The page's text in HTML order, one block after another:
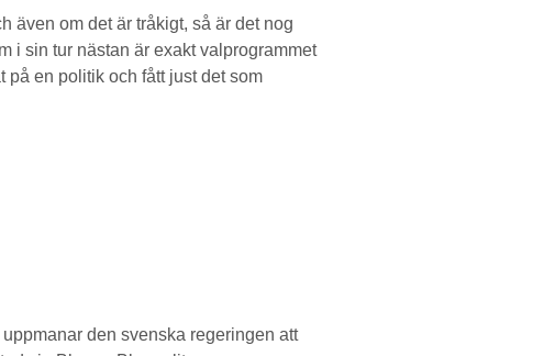
även om det är tråkigt, så är det nog
i sin tur nästan är exakt valprogrammet
på en politik och fått just det som
den svenska regeringen att